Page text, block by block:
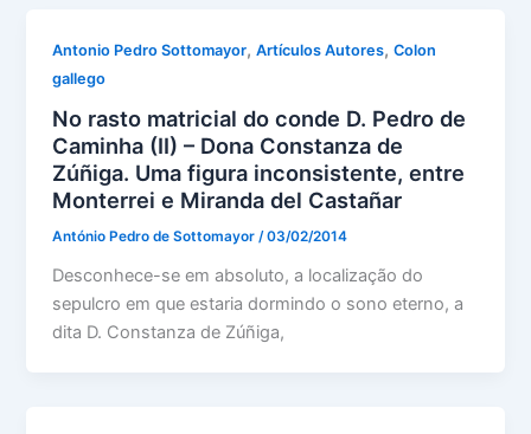
Antonio Pedro Sottomayor,Artículos Autores,Colon
gallego
No rasto matricial do conde D. Pedro de
Caminha (II) – Dona Constanza de
Zúñiga. Uma figura inconsistente, entre
Monterrei e Miranda del Castañar
António Pedro de Sottomayor/03/02/2014
Desconhece-se em absoluto, a localização do
sepulcro em que estaria dormindo o sono eterno, a
dita D. Constanza de Zúñiga,